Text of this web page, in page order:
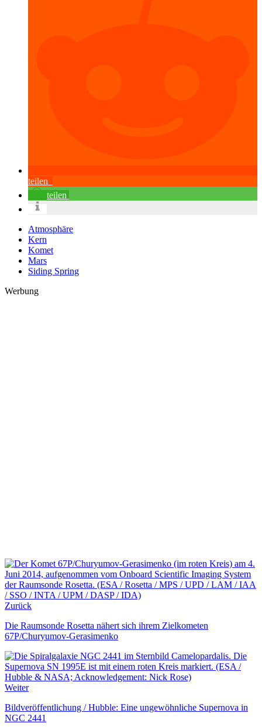
teilen
teilen
Atmosphäre
Kern
Komet
Mars
Siding Spring
Werbung
Zurück
Die Raumsonde Rosetta nähert sich ihrem Zielkometen
67P/Churyumov-Gerasimenko
Weiter
Bildveröffentlichung / Hubble: Eine ungewöhnliche Supernova in
NGC 2441